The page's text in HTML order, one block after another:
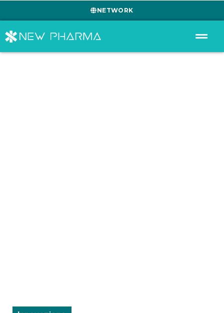
NETWORK